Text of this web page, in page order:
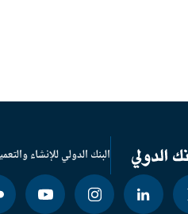
البنك الدولي للإنشاء